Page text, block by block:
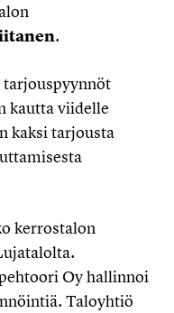
.
kautta viidelle
kaksi tarjousta
kerrostalon
Oy hallinnoi
Taloyhtiö